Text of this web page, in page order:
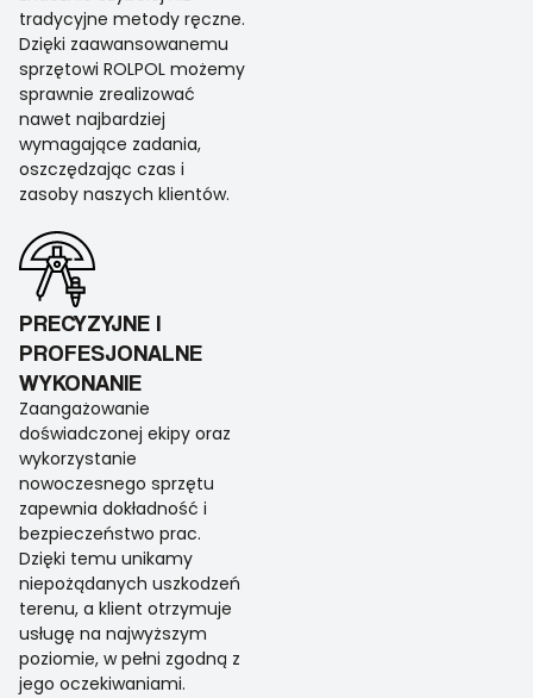
tradycyjne metody ręczne.
Dzięki zaawansowanemu
sprzętowi ROLPOL możemy
sprawnie zrealizować
nawet najbardziej
wymagające zadania,
oszczędzając czas i
zasoby naszych klientów.
PRECYZYJNE I
PROFESJONALNE
WYKONANIE
Zaangażowanie
doświadczonej ekipy oraz
wykorzystanie
nowoczesnego sprzętu
zapewnia dokładność i
bezpieczeństwo prac.
Dzięki temu unikamy
niepożądanych uszkodzeń
terenu, a klient otrzymuje
usługę na najwyższym
poziomie, w pełni zgodną z
jego oczekiwaniami.